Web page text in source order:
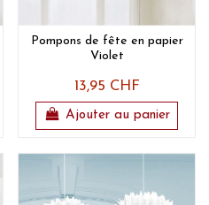
Pompons de fête en papier
Violet
13,95 CHF
Ajouter au panier